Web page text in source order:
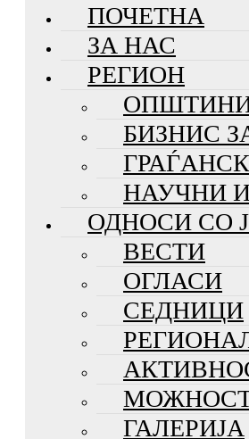
ПОЧЕТНА
ЗА НАС
РЕГИОН
БИЗНИС
НАУЧНИ
ОДНОСИ СО
ВЕСТИ
ОГЛАСИ
СЕДНИЦИ
ГАЛЕРИЈА